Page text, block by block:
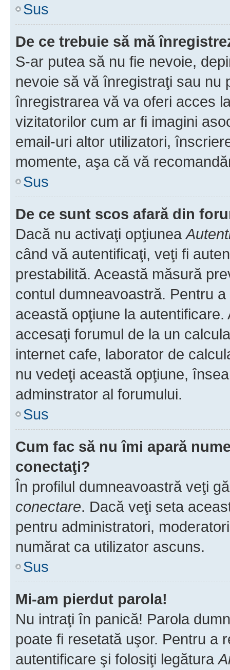
Sus
De ce trebuie să mă
S-ar putea să nu fie nevoie,
nevoie să vă înregistraţi sau nu
înregistrarea vă va oferi acces
vizitatorilor cum ar fi imagini
email-uri altor utilizatori,
momente, aşa că vă
Sus
De ce sunt scos afară din
Dacă nu activaţi opţiunea
când vă autentificaţi, veţi fi
prestabilită. Această măsură
contul dumneavoastră. Pentru
această opţiune la
accesaţi forumul de la un
internet cafe, laborator de
nu vedeţi această opţiune,
adminstrator al forumului.
Sus
Cum fac să nu îmi apară
conectaţi?
În profilul dumneavoastră veţi
conectare. Dacă veţi seta
pentru administratori,
numărat ca utilizator ascuns.
Sus
Mi-am pierdut parola!
Nu intraţi în panică! Parola
poate fi resetată uşor. Pentru a
autentificare şi folosiţi legătura